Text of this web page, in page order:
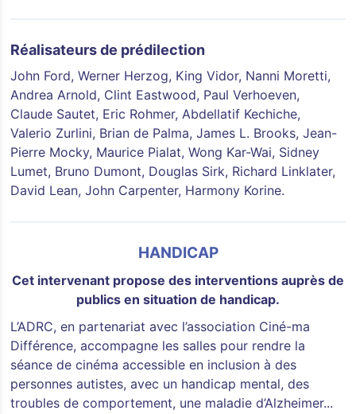
Réalisateurs de prédilection
John Ford, Werner Herzog, King Vidor, Nanni Moretti,
Andrea Arnold, Clint Eastwood, Paul Verhoeven,
Claude Sautet, Eric Rohmer, Abdellatif Kechiche,
Valerio Zurlini, Brian de Palma, James L. Brooks, Jean-
Pierre Mocky, Maurice Pialat, Wong Kar-Wai, Sidney
Lumet, Bruno Dumont, Douglas Sirk, Richard Linklater,
David Lean, John Carpenter, Harmony Korine.
HANDICAP
Cet intervenant propose des interventions auprès de
publics en situation de handicap.
L’ADRC, en partenariat avec l’association Ciné-ma
Différence, accompagne les salles pour rendre la
séance de cinéma accessible en inclusion à des
personnes autistes, avec un handicap mental, des
troubles de comportement, une maladie d’Alzheimer...